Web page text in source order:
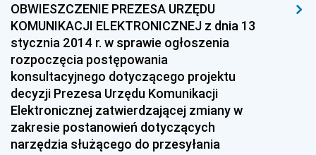
2015
2014
z 23 grudnia 2014 pozycja 79
z 22 grudnia 2014 pozycje 76-78
z 18 grudnia 2014 pozycje 73-75
z 12 grudnia 2014 pozycje 71-72
OBWIESZCZENIE PREZESA URZĘDU
KOMUNIKACJI ELEKTRONICZNEJ z dnia 13
stycznia 2014 r. w sprawie ogłoszenia
rozpoczęcia postępowania
konsultacyjnego dotyczącego projektu
decyzji Prezesa Urzędu Komunikacji
Elektronicznej zatwierdzającej zmiany w
zakresie postanowień dotyczących
narzędzia służącego do przesyłania